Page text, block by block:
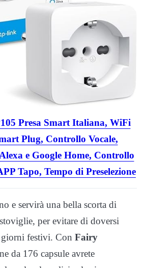
Presa Smart Italiana, WiFi
Plug, Controllo Vocale,
e Google Home, Controllo
Tapo, Tempo di Preselezione
e servirà una bella scorta di
per evitare di doversi
giorni festivi. Con Fairy
da 176 capsule avrete